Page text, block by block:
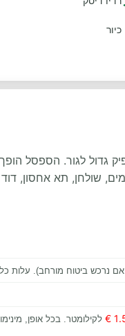
כיור
ל-4 מבוגרים. קרוואן קטן לנהיגה אבל
שולחן, תא אחסון, דוד
1.5